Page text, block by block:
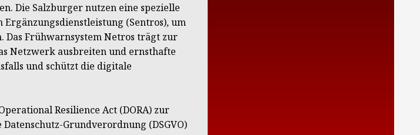
Die Salzburger nutzen eine spezielle
(Sentros), um
Das Frühwarnsystem Netros trägt zur
Netzwerk ausbreiten und ernsthafte
und schützt die digitale
Resilience Act (DORA) zur
Grundverordnung (DSGVO)